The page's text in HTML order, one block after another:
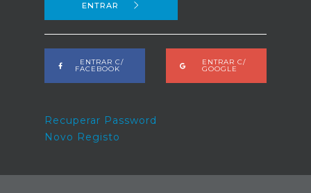
ENTRAR
ENTRAR C/
FACEBOOK
ENTRAR C/
GOOGLE
Recuperar Password
Novo Registo